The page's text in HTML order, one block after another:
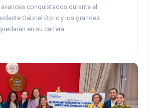
conquistados durante el
Gabriel Boric y los grandes
en su cartera.